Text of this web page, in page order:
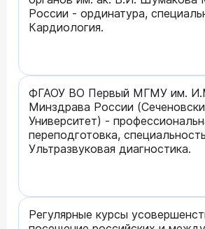
России - ординатура,
Кардиология.
ФГАОУ ВО Первый МГМУ им.
Минздрава России
Университет) -
переподготовка,
Ультразвуковая диагностика.
Регулярные курсы